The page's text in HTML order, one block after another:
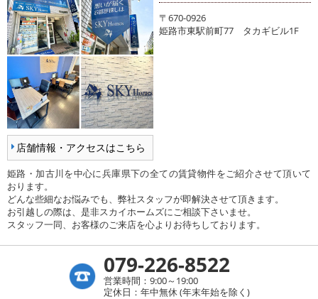
店舗情報・アクセスはこちら
〒670-0926
姫路市東駅前町77 タカギビル1F
姫路・加古川を中心に兵庫県下の全ての賃貸物件をご紹介させて頂いて
おります。
どんな些細なお悩みでも、弊社スタッフが即解決させて頂きます。
お引越しの際は、是非スカイホームズにご相談下さいませ。
スタッフ一同、お客様のご来店を心よりお待ちしております。
079-226-8522
営業時間：9:00～19:00
定休日：年中無休 (年末年始を除く)